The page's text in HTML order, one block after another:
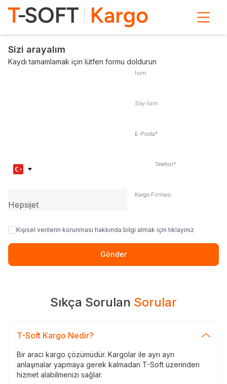
Sizi arayalım
Kaydı tamamlamak için lütfen formu doldurun
İsim
Soy İsim
E-Posta*
Telefon*
Kargo Firması
Kişisel verilerin korunması hakkında bilgi almak için tıklayınız
Gönder
Sıkça Sorulan Sorular
T-Soft Kargo Nedir?
Bir aracı kargo çözümüdür. Kargolar ile ayrı ayrı
anlaşmalar yapmaya gerek kalmadan T-Soft üzerinden
hizmet alabilmenizi sağlar.